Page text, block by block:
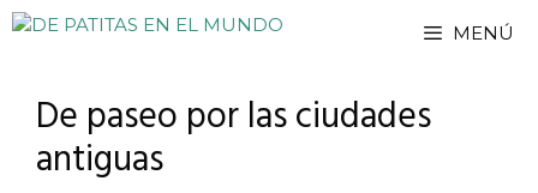
Saltar
MENÚ
De paseo por las ciudades
antiguas